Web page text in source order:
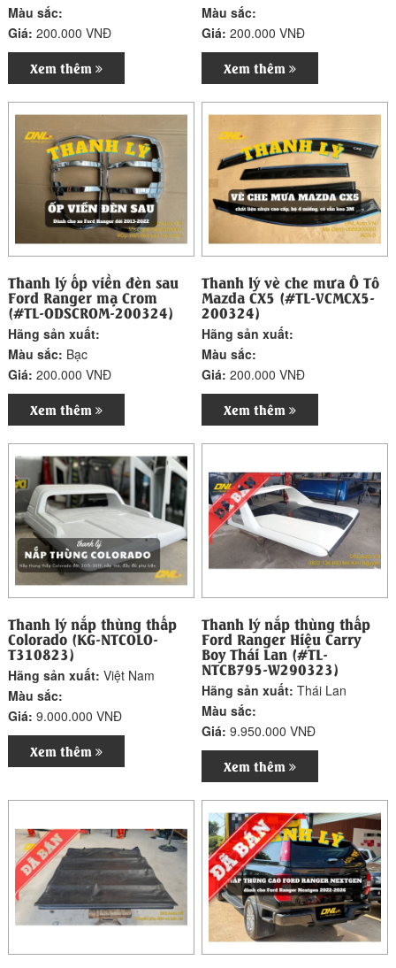
Màu sắc:
Giá:200.000 VNĐ
Xem thêm
Màu sắc:
Giá:200.000 VNĐ
Xem thêm
Thanh lý ốp viền đèn sau
Ford Ranger mạ Crom
(#TL-ODSCROM-200324)
Hãng sản xuất:
Màu sắc: Bạc
Giá:200.000 VNĐ
Xem thêm
Thanh lý vè che mưa Ô Tô
Mazda CX5 (#TL-VCMCX5-
200324)
Hãng sản xuất:
Màu sắc:
Giá:200.000 VNĐ
Xem thêm
Thanh lý nắp thùng thấp
Colorado (KG-NTCOLO-
T310823)
Hãng sản xuất:Việt Nam
Màu sắc:
Giá:9.000.000 VNĐ
Xem thêm
Thanh lý nắp thùng thấp
Ford Ranger Hiệu Carry
Boy Thái Lan (#TL-
NTCB795-W290323)
Hãng sản xuất:Thái Lan
Màu sắc:
Giá:9.950.000 VNĐ
Xem thêm